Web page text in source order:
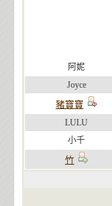
阿妮
Joyce
豬寶寶
LULU
小千
竹